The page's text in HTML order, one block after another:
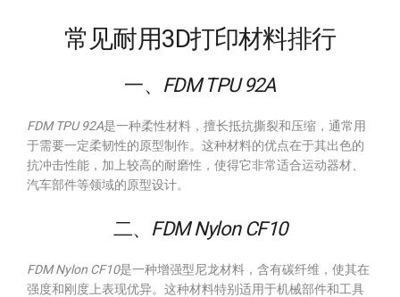
常见耐用3D打印材料排行
一、 FDM TPU 92A
FDM TPU 92A是一种柔性材料，擅长抵抗撕裂和压缩，通常用
于需要一定柔韧性的原型制作。这种材料的优点在于其出色的
抗冲击性能，加上较高的耐磨性，使得它非常适合运动器材、
汽车部件等领域的原型设计。
二、 FDM Nylon CF10
FDM Nylon CF10是一种增强型尼龙材料，含有碳纤维，使其在
强度和刚度上表现优异。这种材料特别适用于机械部件和工具